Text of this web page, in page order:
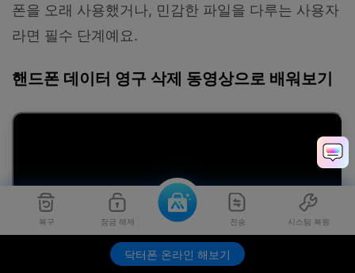
복구 잠금 해제 전송 시스팀 복원
닥터폰 온라인 해보기
폰을 오래 사용했거나, 민감한 파일을 다루는 사용자
라면 필수 단계예요.
핸드폰 데이터 영구 삭제 동영상으로 배워보기